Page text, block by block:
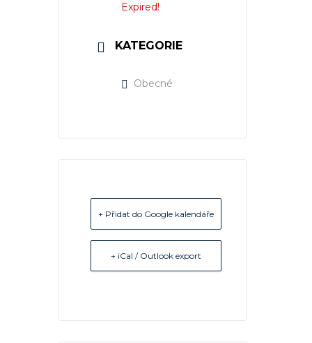
Expired!
KATEGORIE
Obecné
+ Přidat do Google kalendáře
+ iCal / Outlook export